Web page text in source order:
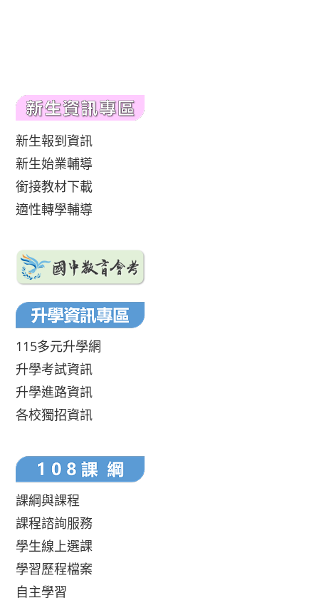
新生報到資訊
新生始業輔導
銜接教材下載
適性轉學輔導
115多元升學網
升學考試資訊
升學進路資訊
各校獨招資訊
課綱與課程
課程諮詢服務
學生線上選課
學習歷程檔案
自主學習